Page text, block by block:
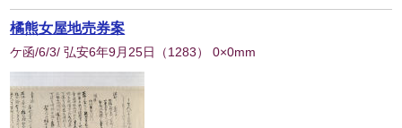
橘熊女屋地売券案
ケ函/6/3/ 弘安6年9月25日 （1283） 0×0mm